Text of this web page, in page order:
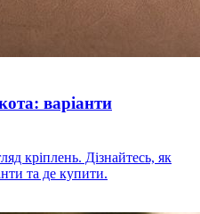
варіанти
кріплень. Дізнайтесь, як
та де купити.